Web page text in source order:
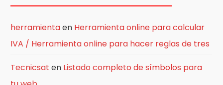
herramientaen Herramienta online para calcular
IVA / Herramienta online para hacer reglas de tres
Tecnicsat en Listado completo de símbolos para